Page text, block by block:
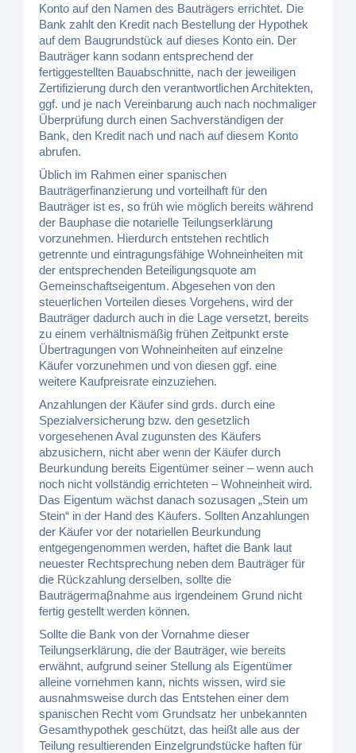
Konto auf den Namen des Bauträgers errichtet. Die
Bank zahlt den Kredit nach Bestellung der Hypothek
auf dem Baugrundstück auf dieses Konto ein. Der
Bauträger kann sodann entsprechend der
fertiggestellten Bauabschnitte, nach der jeweiligen
Zertifizierung durch den verantwortlichen Architekten,
ggf. und je nach Vereinbarung auch nach nochmaliger
Überprüfung durch einen Sachverständigen der
Bank, den Kredit nach und nach auf diesem Konto
abrufen.
Üblich im Rahmen einer spanischen
Bauträgerfinanzierung und vorteilhaft für den
Bauträger ist es, so früh wie möglich bereits während
der Bauphase die notarielle Teilungserklärung
vorzunehmen. Hierdurch entstehen rechtlich
getrennte und eintragungsfähige Wohneinheiten mit
der entsprechenden Beteiligungsquote am
Gemeinschaftseigentum. Abgesehen von den
steuerlichen Vorteilen dieses Vorgehens, wird der
Bauträger dadurch auch in die Lage versetzt, bereits
zu einem verhältnismäßig frühen Zeitpunkt erste
Übertragungen von Wohneinheiten auf einzelne
Käufer vorzunehmen und von diesen ggf. eine
weitere Kaufpreisrate einzuziehen.
Anzahlungen der Käufer sind grds. durch eine
Spezialversicherung bzw. den gesetzlich
vorgesehenen Aval zugunsten des Käufers
abzusichern, nicht aber wenn der Käufer durch
Beurkundung bereits Eigentümer seiner – wenn auch
noch nicht vollständig errichteten – Wohneinheit wird.
Das Eigentum wächst danach sozusagen „Stein um
Stein“ in der Hand des Käufers. Sollten Anzahlungen
der Käufer vor der notariellen Beurkundung
entgegengenommen werden, haftet die Bank laut
neuester Rechtsprechung neben dem Bauträger für
die Rückzahlung derselben, sollte die
Bauträgermaβnahme aus irgendeinem Grund nicht
fertig gestellt werden können.
Sollte die Bank von der Vornahme dieser
Teilungserklärung, die der Bauträger, wie bereits
erwähnt, aufgrund seiner Stellung als Eigentümer
alleine vornehmen kann, nichts wissen, wird sie
ausnahmsweise durch das Entstehen einer dem
spanischen Recht vom Grundsatz her unbekannten
Gesamthypothek geschützt, das heißt alle aus der
Teilung resultierenden Einzelgrundstücke haften für